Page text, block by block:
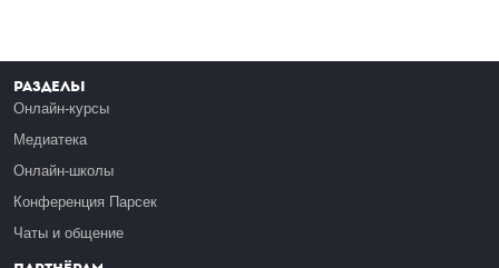
Разделы
Онлайн-курсы
Медиатека
Онлайн-школы
Конференция Парсек
Чаты и общение